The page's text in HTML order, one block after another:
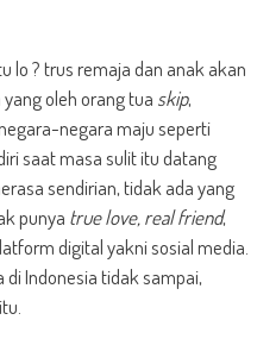
lo ? trus remaja dan anak akan
oleh orang tua skip,
negara maju seperti
saat masa sulit itu datang
sendirian, tidak ada yang
punya true love, real friend,
digital yakni sosial media.
Indonesia tidak sampai,